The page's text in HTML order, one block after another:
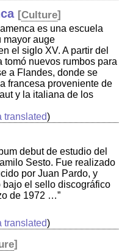
[Culture]
es una escuela
mayor auge
el siglo XV. A partir del
tomó nuevos rumbos para
a Flandes, donde se
francesa proveniente de
y la italiana de los
translated)
debut de estudio del
Sesto. Fue realizado
por Juan Pardo, y
bajo el sello discográfico
de 1972 …”
translated)
]